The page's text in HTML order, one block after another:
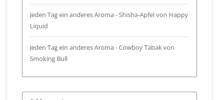
Jeden Tag ein anderes Aroma - Shisha-Apfel von Happy
Liquid
Jeden Tag ein anderes Aroma - Cowboy Tabak von
Smoking Bull